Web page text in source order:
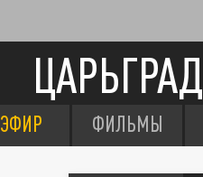
ЦАРЬГРАД
ЭФИР ФИЛЬМЫ